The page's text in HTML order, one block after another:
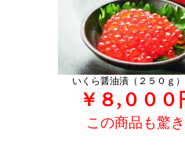
いくら醤油漬（２５０ｇ
￥８,０００
この商品も驚